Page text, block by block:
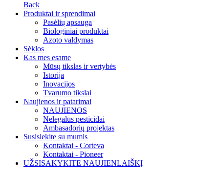
Back
Produktai ir sprendimai
Pasėlių apsauga
Biologiniai produktai
Azoto valdymas
Sėklos
Kas mes esame
Mūsų tikslas ir vertybės
Istorija
Inovacijos
Tvarumo tikslai
Naujienos ir patarimai
NAUJIENOS
Nelegalūs pesticidai
Ambasadorių projektas
Susisiekite su mumis
Kontaktai - Corteva
Kontaktai - Pioneer
UŽSISAKYKITE NAUJIENLAIŠKĮ